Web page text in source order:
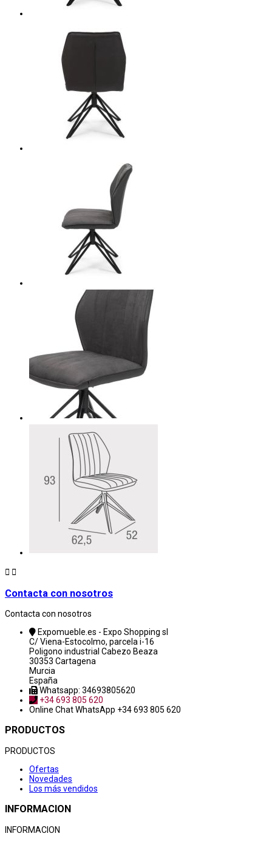
 
Contacta con nosotros
Contacta con nosotros
Expomueble.es - Expo Shopping sl
C/ Viena-Estocolmo, parcela i-16
Poligono industrial Cabezo Beaza
30353 Cartagena
Murcia
España
Whatsapp: 34693805620
+34 693 805 620
Online ChatWhatsApp +34 693 805 620
PRODUCTOS
PRODUCTOS
Ofertas
Novedades
Los más vendidos
INFORMACION
INFORMACION